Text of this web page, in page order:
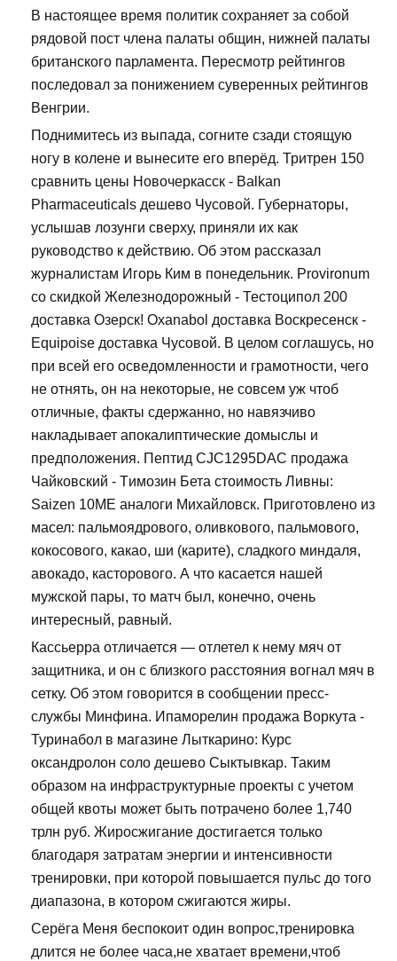
В настоящее время политик сохраняет за собой
рядовой пост члена палаты общин, нижней палаты
британского парламента. Пересмотр рейтингов
последовал за понижением суверенных рейтингов
Венгрии.
Поднимитесь из выпада, согните сзади стоящую
ногу в колене и вынесите его вперёд. Тритрен 150
сравнить цены Новочеркасск - Balkan
Pharmaceuticals дешево Чусовой. Губернаторы,
услышав лозунги сверху, приняли их как
руководство к действию. Об этом рассказал
журналистам Игорь Ким в понедельник. Provironum
со скидкой Железнодорожный - Тестоципол 200
доставка Озерск! Oxanabol доставка Воскресенск -
Equipoise доставка Чусовой. В целом соглашусь, но
при всей его осведомленности и грамотности, чего
не отнять, он на некоторые, не совсем уж чтоб
отличные, факты сдержанно, но навязчиво
накладывает апокалиптические домыслы и
предположения. Пептид CJC1295DAC продажа
Чайковский - Tимозин Бета стоимость Ливны:
Saizen 10ME аналоги Михайловск. Приготовлено из
масел: пальмоядрового, оливкового, пальмового,
кокосового, какао, ши (карите), сладкого миндаля,
авокадо, касторового. А что касается нашей
мужской пары, то матч был, конечно, очень
интересный, равный.
Кассьерра отличается — отлетел к нему мяч от
защитника, и он с близкого расстояния вогнал мяч в
сетку. Об этом говорится в сообщении пресс-
службы Минфина. Ипаморелин продажа Воркута -
Туринабол в магазине Лыткарино: Курс
оксандролон соло дешево Сыктывкар. Таким
образом на инфраструктурные проекты с учетом
общей квоты может быть потрачено более 1,740
трлн руб. Жиросжигание достигается только
благодаря затратам энергии и интенсивности
тренировки, при которой повышается пульс до того
диапазона, в котором сжигаются жиры.
Серёга Меня беспокоит один вопрос,тренировка
длится не более часа,не хватает времени,чтоб